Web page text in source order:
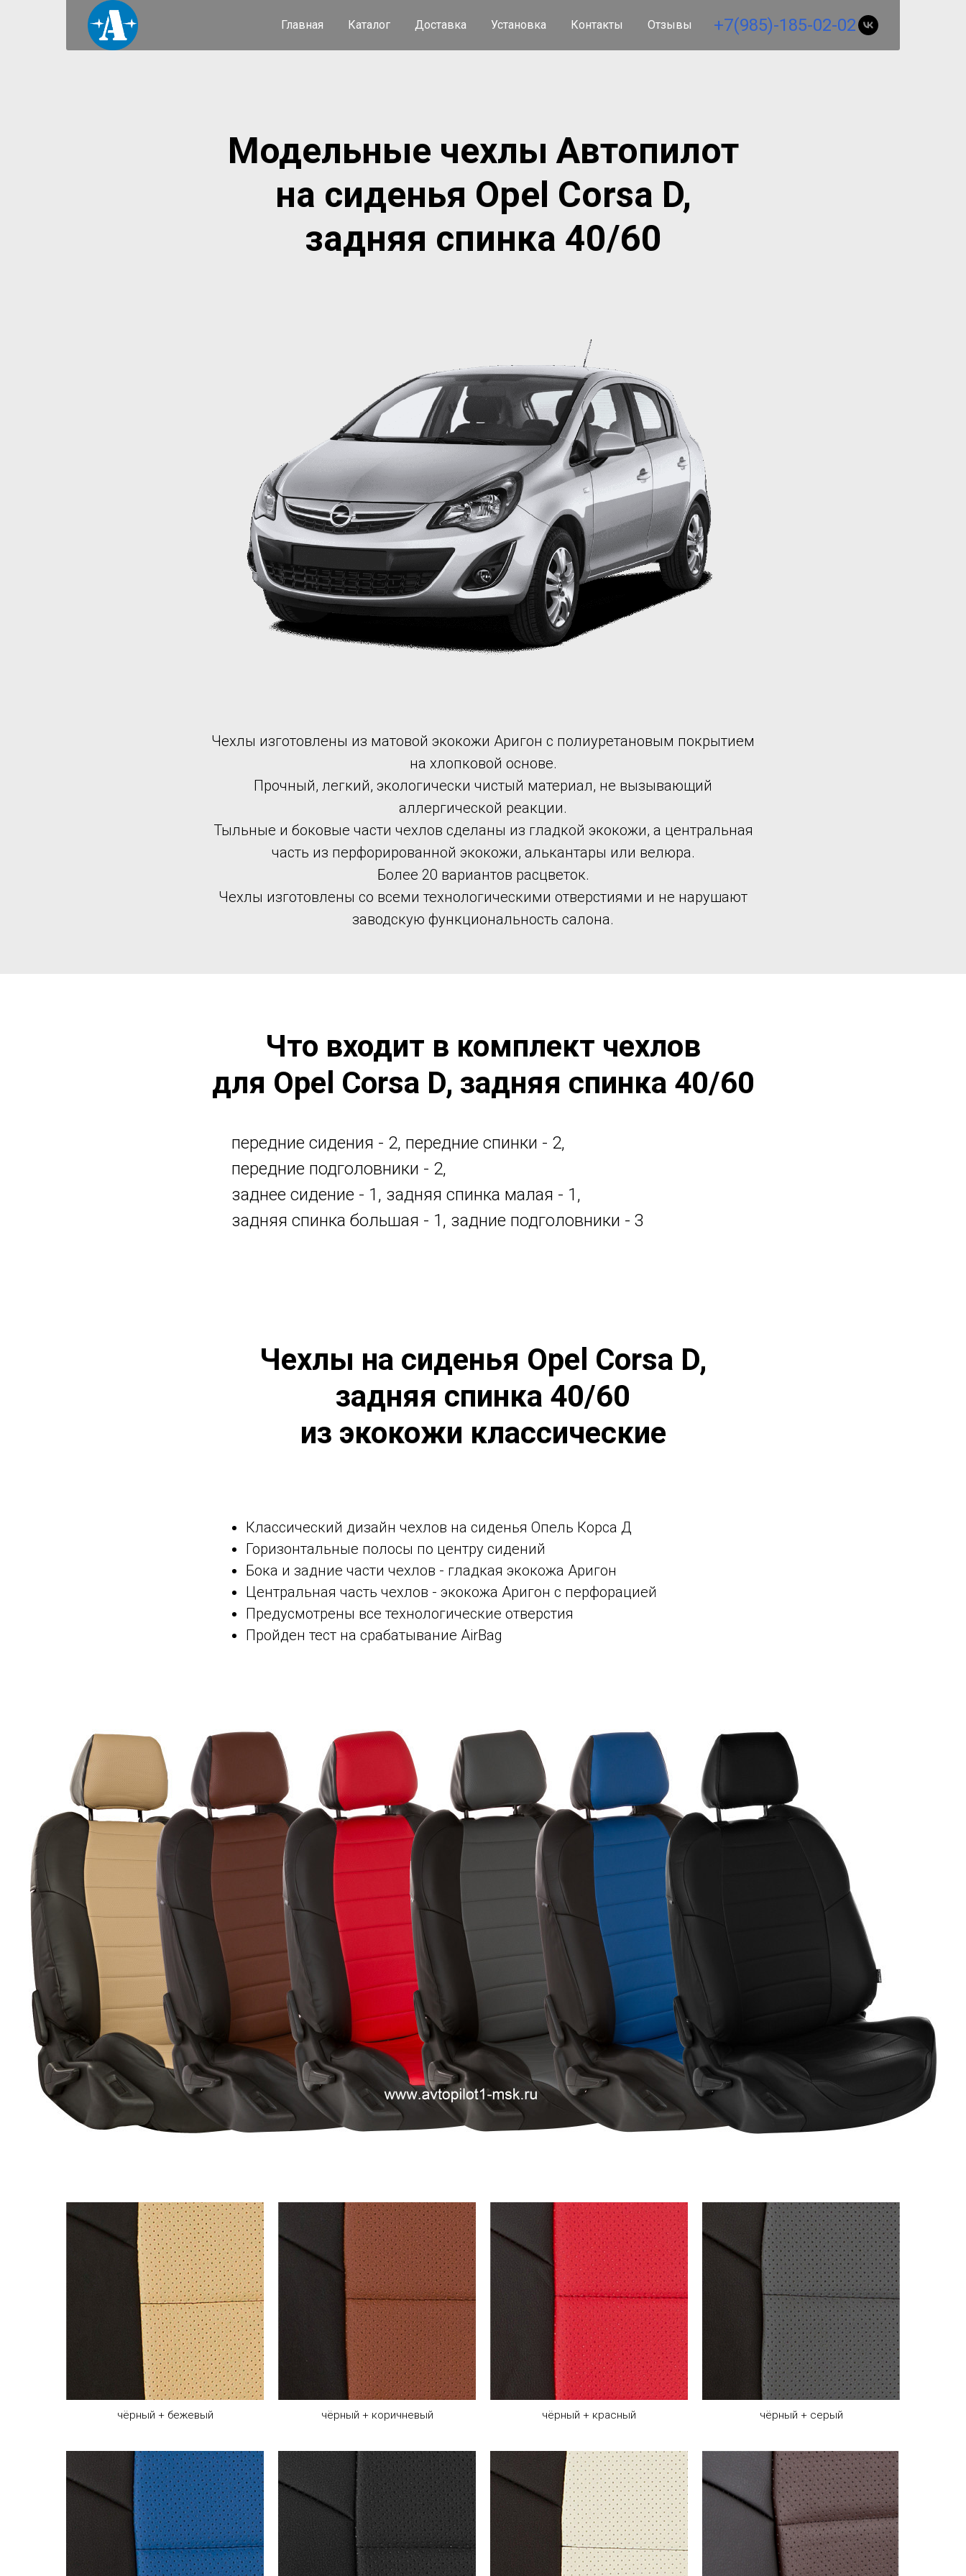
Главная Каталог Доставка Установка Контакты Отзывы +7(985)-185-02-02
Модельные чехлы Автопилот
на сиденья Opel Corsa D,
задняя спинка 40/60
Чехлы изготовлены из матовой экокожи Аригон с полиуретановым покрытием
на хлопковой основе.
Прочный, легкий, экологически чистый материал, не вызывающий
аллергической реакции.
Тыльные и боковые части чехлов сделаны из гладкой экокожи, а центральная
часть из перфорированной экокожи, алькантары или велюра.
Более 20 вариантов расцветок.
Чехлы изготовлены со всеми технологическими отверстиями и не нарушают
заводскую функциональность салона.
Что входит в комплект чехлов
для Opel Corsa D, задняя спинка 40/60
передние сидения - 2, передние спинки - 2,
передние подголовники - 2,
заднее сидение - 1, задняя спинка малая - 1,
задняя спинка большая - 1, задние подголовники - 3
Чехлы на сиденья Opel Corsa D,
задняя спинка 40/60
из экокожи классические
Классический дизайн чехлов на сиденья Опель Корса Д
Горизонтальные полосы по центру сидений
Бока и задние части чехлов - гладкая экокожа Аригон
Центральная часть чехлов - экокожа Аригон с перфорацией
Предусмотрены все технологические отверстия
Пройден тест на срабатывание AirBag
чёрный + бежевый чёрный + коричневый чёрный + красный чёрный + серый